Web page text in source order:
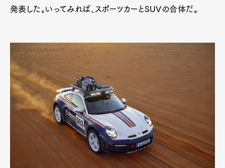
発表した。いってみれば、スポーツカーとSUVの合体だ。